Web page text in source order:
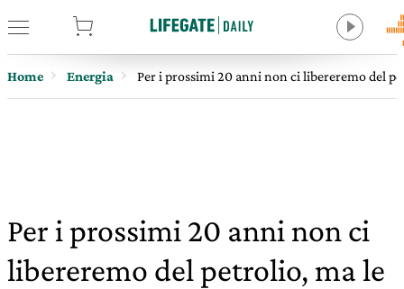
Home Energia Per i prossimi 20 anni non ci libereremo del
Per i prossimi 20 anni non ci
libereremo del petrolio, ma le